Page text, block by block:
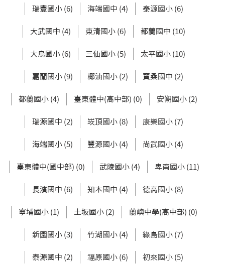
瑞豐國小 (6) 海端國中 (4) 泰源國小 (6)
大武國中 (4) 東清國小 (6) 都蘭國中 (10)
大鳥國小 (6) 三仙國小 (5) 太平國小 (10)
嘉蘭國小 (9) 椰油國小 (2) 寶桑國中 (2)
都蘭國小 (4) 臺東體中(高中部) (0) 安朔國小 (2)
瑞源國中 (2) 崁頂國小 (8) 康樂國小 (7)
海端國小 (5) 豐源國小 (4) 尚武國小 (4)
臺東體中(國中部) (0) 武陵國小 (4) 卑南國小 (11)
長濱國中 (6) 知本國中 (4) 德高國小 (8)
寧埔國小 (1) 土坂國小 (2) 蘭嶼中學(高中部) (0)
新園國小 (3) 竹湖國小 (4) 綠島國小 (7)
泰源國中 (2) 福原國小 (6) 初來國小 (5)